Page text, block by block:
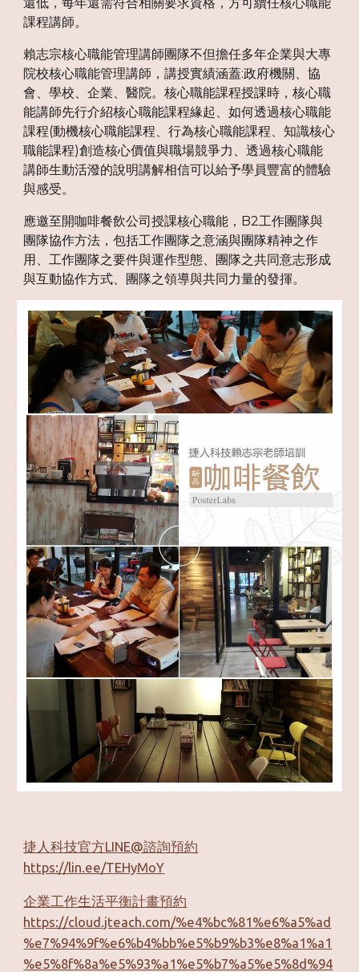
課程講師。
賴志宗核心職能管理講師團隊不但擔任多年企業與大專
院校核心職能管理講師，講授實績涵蓋:政府機關、協
會、學校、企業、醫院。核心職能課程授課時，核心職
能講師先行介紹核心職能課程緣起、如何透過核心職能
課程(動機核心職能課程、行為核心職能課程、知識核心
職能課程)創造核心價值與職場競爭力、透過核心職能
講師生動活潑的說明講解相信可以給予學員豐富的體驗
與感受。
應邀至開咖啡餐飲公司授課核心職能，B2工作團隊與
團隊協作方法，包括工作團隊之意涵與團隊精神之作
用、工作團隊之要件與運作型態、團隊之共同意志形成
與互動協作方式、團隊之領導與共同力量的發揮。
捷人科技官方LINE@諮詢預約
https://lin.ee/TEHyMoY
企業工作生活平衡計畫預約
https://cloud.jteach.com/%e4%bc%81%e6%a5%ad
%e7%94%9f%e6%b4%bb%e5%b9%b3%e8%a1%a1
%e5%8f%8a%e5%93%a1%e5%b7%a5%e5%8d%94